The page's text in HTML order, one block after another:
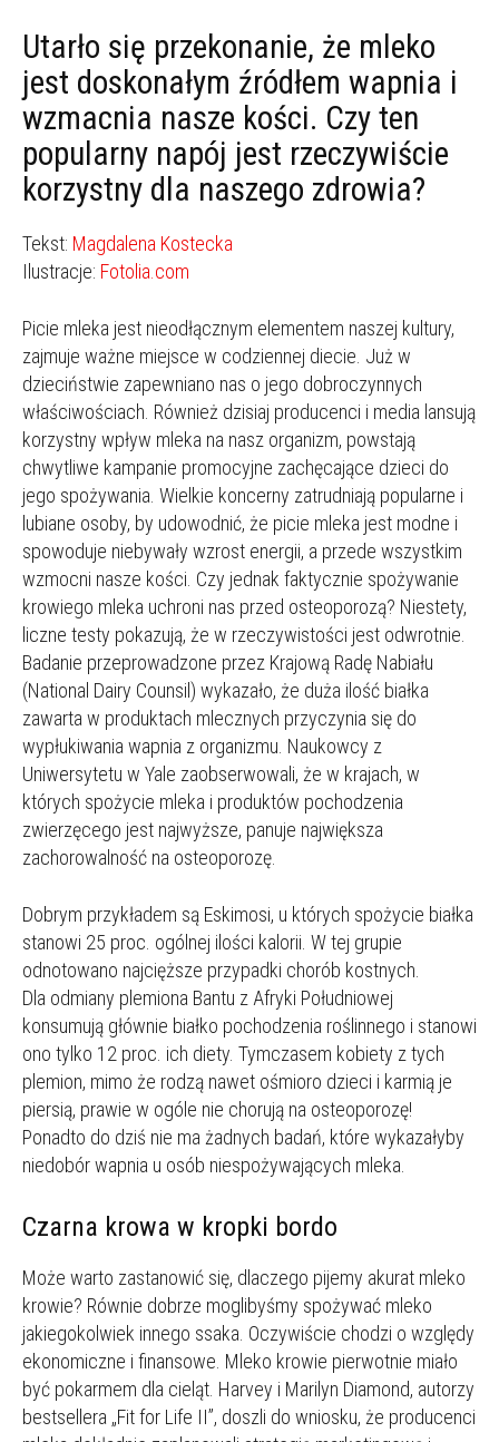
Utarło się przekonanie, że mleko
jest doskonałym źródłem wapnia i
wzmacnia nasze kości. Czy ten
popularny napój jest rzeczywiście
korzystny dla naszego zdrowia?
Tekst: Magdalena Kostecka
Ilustracje: Fotolia.com
Picie mleka jest nieodłącznym elementem naszej kultury,
zajmuje ważne miejsce w codziennej diecie. Już w
dzieciństwie zapewniano nas o jego dobroczynnych
właściwościach. Również dzisiaj producenci i media lansują
korzystny wpływ mleka na nasz organizm, powstają
chwytliwe kampanie promocyjne zachęcające dzieci do
jego spożywania. Wielkie koncerny zatrudniają popularne i
lubiane osoby, by udowodnić, że picie mleka jest modne i
spowoduje niebywały wzrost energii, a przede wszystkim
wzmocni nasze kości. Czy jednak faktycznie spożywanie
krowiego mleka uchroni nas przed osteoporozą? Niestety,
liczne testy pokazują, że w rzeczywistości jest odwrotnie.
Badanie przeprowadzone przez Krajową Radę Nabiału
(National Dairy Counsil) wykazało, że duża ilość białka
zawarta w produktach mlecznych przyczynia się do
wypłukiwania wapnia z organizmu. Naukowcy z
Uniwersytetu w Yale zaobserwowali, że w krajach, w
których spożycie mleka i produktów pochodzenia
zwierzęcego jest najwyższe, panuje największa
zachorowalność na osteoporozę.
Dobrym przykładem są Eskimosi, u których spożycie białka
stanowi 25 proc. ogólnej ilości kalorii. W tej grupie
odnotowano najcięższe przypadki chorób kostnych.
Dla odmiany plemiona Bantu z Afryki Południowej
konsumują głównie białko pochodzenia roślinnego i stanowi
ono tylko 12 proc. ich diety. Tymczasem kobiety z tych
plemion, mimo że rodzą nawet ośmioro dzieci i karmią je
piersią, prawie w ogóle nie chorują na osteoporozę!
Ponadto do dziś nie ma żadnych badań, które wykazałyby
niedobór wapnia u osób niespożywających mleka.
Czarna krowa w kropki bordo
Może warto zastanowić się, dlaczego pijemy akurat mleko
krowie? Równie dobrze moglibyśmy spożywać mleko
jakiegokolwiek innego ssaka. Oczywiście chodzi o względy
ekonomiczne i finansowe. Mleko krowie pierwotnie miało
być pokarmem dla cieląt. Harvey i Marilyn Diamond, autorzy
bestsellera „Fit for Life II”, doszli do wniosku, że producenci